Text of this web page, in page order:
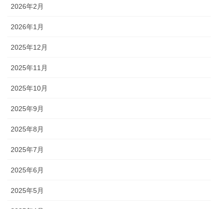
2026年2月
2026年1月
2025年12月
2025年11月
2025年10月
2025年9月
2025年8月
2025年7月
2025年6月
2025年5月